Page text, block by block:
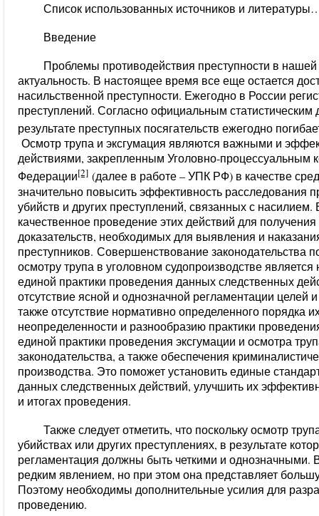
Список использованных источников и
Введение
Проблемы противодействия преступности в
актуальность. В настоящее время все еще остается
насильственной преступности. Ежегодно в России
преступлений. Согласно официальным статистическим
результате преступных посягательств ежегодно
Осмотр трупа и эксгумация являются важными и
действиями, закрепленным Уголовно-процессуальным
Федерации[2] (далее в работе – УПК РФ) в качестве
значительно повысить эффективность расследования
убийств и других преступлений, связанных с
качественное проведение этих действий для
доказательств, необходимых для выявления и
преступников. Совершенствование законодательства
осмотру трупа в уголовном судопроизводстве
единой практики проведения данных следственных
отсутствие ясной и однозначной регламентации целей
также отсутствие нормативно определенного порядка
неопределенности и разнообразию практики
единой практики проведения эксгумации и осмотра
законодательства, а также обеспечения
производства. Это поможет установить единые
данных следственных действий, улучшить их
и итогах проведения.
Также следует отметить, что поскольку осмотр
убийствах или других преступлениях, в результате
регламентация должны быть четкими и однозначными.
редким явлением, но при этом она представляет
Поэтому необходимы дополнительные усилия для
проведению.